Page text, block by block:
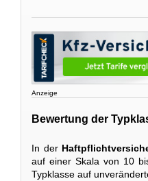
Anzeige
Bewertung der
In der
auf einer Skala von 10
Typklasse auf